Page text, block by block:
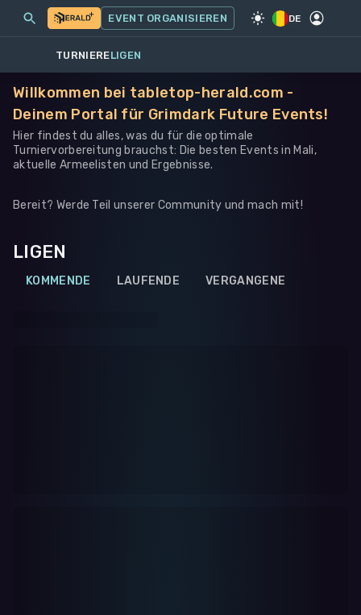
SPIEL·WARHAMMER 40K
MEINE EVENTS MEHR
EVENT ORGANISIEREN DE
TURNIERELIGEN
Willkommen bei tabletop-herald.com -
Deinem Portal für Grimdark Future Events!
Hier findest du alles, was du für die optimale
Turniervorbereitung brauchst: Die besten Events in Mali,
aktuelle Armeelisten und Ergebnisse.
Bereit? Werde Teil unserer Community und mach mit!
LIGEN
KOMMENDE LAUFENDE VERGANGENE